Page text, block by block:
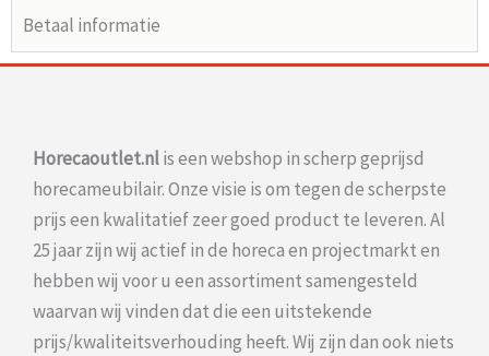
Betaal informatie
Horecaoutlet.nlis een webshop in scherp geprijsd
horecameubilair. Onze visie is om tegen de scherpste
prijs een kwalitatief zeer goed product te leveren. Al
25 jaar zijn wij actief in de horeca en projectmarkt en
hebben wij voor u een assortiment samengesteld
waarvan wij vinden dat die een uitstekende
prijs/kwaliteitsverhouding heeft. Wij zijn dan ook niets